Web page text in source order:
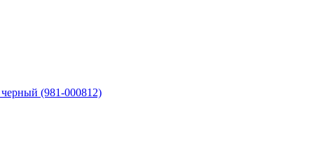
(981-000812)